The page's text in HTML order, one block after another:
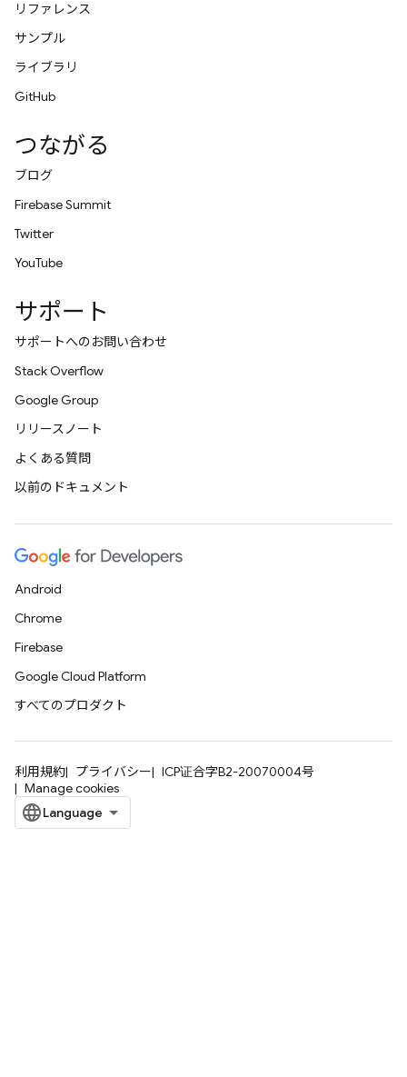
リファレンス
サンプル
ライブラリ
GitHub
つながる
ブログ
Firebase Summit
Twitter
YouTube
サポート
サポートへのお問い合わせ
Stack Overflow
Google Group
リリースノート
よくある質問
以前のドキュメント
Android
Chrome
Firebase
Google Cloud Platform
すべてのプロダクト
利用規約 プライバシー
ICP证合字B2-20070004号
Manage cookies